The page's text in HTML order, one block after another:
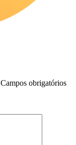
Campos obrigatórios